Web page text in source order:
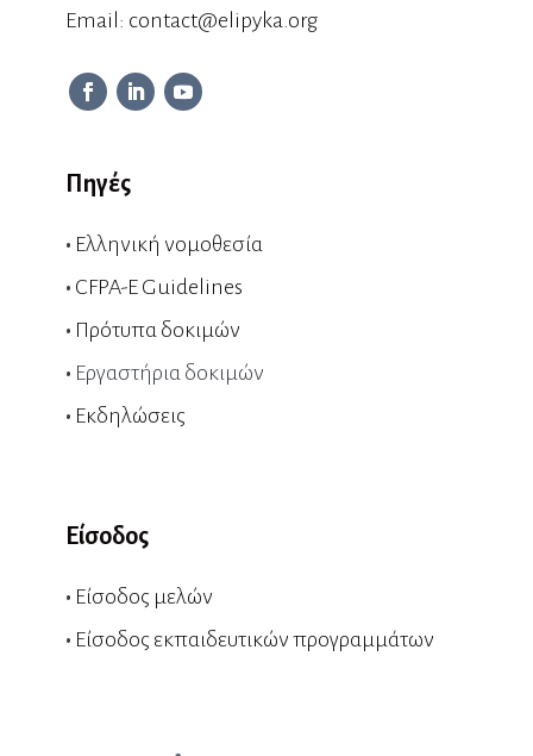
Εmail: contact@elipyka.org
Πηγές
• Ελληνική νομοθεσία
• CFPA-E Guidelines
• Πρότυπα δοκιμών
• Εργαστήρια δοκιμών
• Εκδηλώσεις
Είσοδος
• Είσοδος μελών
• Είσοδος εκπαιδευτικών προγραμμάτων